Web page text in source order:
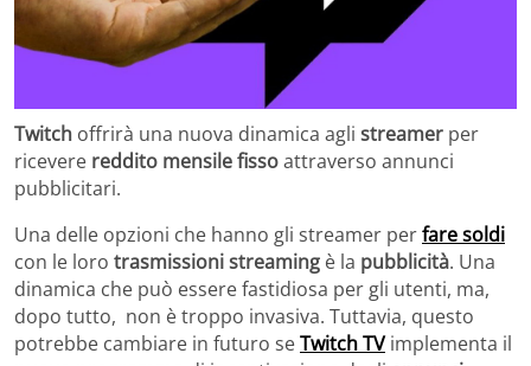
Twitch offrirà una nuova dinamica agli streamer per
ricevere reddito mensile fissoattraverso annunci
pubblicitari.
Una delle opzioni che hanno gli streamer perfare soldi
con le loro trasmissioni streaming è la pubblicità. Una
dinamica che può essere fastidiosa per gli utenti, ma,
dopo tutto, non è troppo invasiva. Tuttavia, questo
potrebbe cambiare in futuro seTwitch TVimplementa il